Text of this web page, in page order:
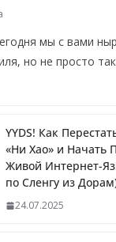
мы с вами
но не просто
YYDS! Как
«Ни Хао» и Начать
Живой Интернет-
по Сленгу из
24.07.2025